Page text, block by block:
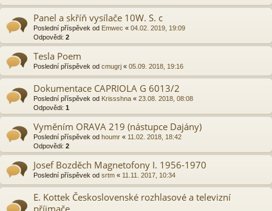
Panel a skříň vysílače 10W. S. c
Poslední příspěvek od Emwec « 04.02. 2019, 19:09
Odpovědi: 2
Tesla Poem
Poslední příspěvek od cmugrj « 05.09. 2018, 19:16
Dokumentace CAPRIOLA G 6013/2
Poslední příspěvek od Krissshna « 23.08. 2018, 08:08
Odpovědi: 1
Vyměním ORAVA 219 (nástupce Dajány)
Poslední příspěvek od houmr « 11.02. 2018, 18:42
Odpovědi: 2
Josef Bozděch Magnetofony I. 1956-1970
Poslední příspěvek od srtm « 11.11. 2017, 10:34
E. Kottek Československé rozhlasové a televizní
příjmače